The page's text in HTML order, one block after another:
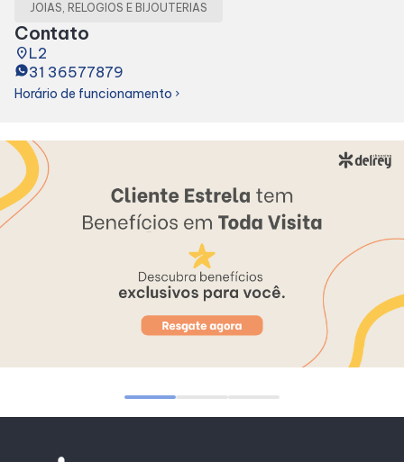
Fique por dentro
Lojas e Restaurantes
Lojas
Alimentação
Programa de benefícios
JOIAS, RELOGIOS E BIJOUTERIAS
Contato
placeL2
31 36577879
Horário de funcionamento chevron_right